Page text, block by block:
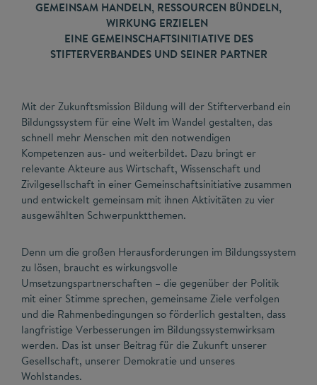
GEMEINSAM HANDELN, RESSOURCEN BÜNDELN,
WIRKUNG ERZIELEN
EINE GEMEINSCHAFTSINITIATIVE DES
STIFTERVERBANDES UND SEINER PARTNER
Mit der Zukunftsmission Bildung will der Stifterverband ein
Bildungssystem für eine Welt im Wandel gestalten, das
schnell mehr Menschen mit den notwendigen
Kompetenzen aus- und weiterbildet. Dazu bringt er
relevante Akteure aus Wirtschaft, Wissenschaft und
Zivilgesellschaft in einer Gemeinschaftsinitiative zusammen
und entwickelt gemeinsam mit ihnen Aktivitäten zu vier
ausgewählten Schwerpunktthemen.
Denn um die großen Herausforderungen im Bildungssystem
zu lösen, braucht es wirkungsvolle
Umsetzungspartnerschaften – die gegenüber der Politik
mit einer Stimme sprechen, gemeinsame Ziele verfolgen
und die Rahmenbedingungen so förderlich gestalten, dass
langfristige Verbesserungen im Bildungssystemwirksam
werden. Das ist unser Beitrag für die Zukunft unserer
Gesellschaft, unserer Demokratie und unseres
Wohlstandes.